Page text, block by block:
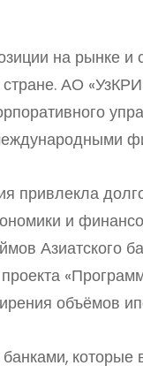
на рынке и
АО
привлекла
и
Азиатского
объёмов
которые